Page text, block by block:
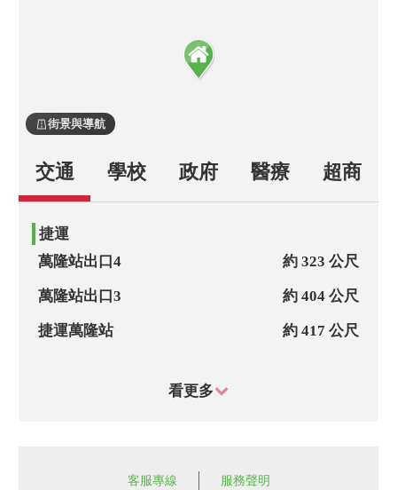
街景與導航
交通 學校 政府 醫療 超商
捷運
萬隆站出口4
約 323 公尺
萬隆站出口3 約 404 公尺
捷運萬隆站 約 417 公尺
看更多
客服專線 服務聲明